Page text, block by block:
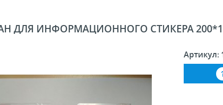
ДЛЯ ИНФОРМАЦИОННОГО СТИКЕРА
Артикул: